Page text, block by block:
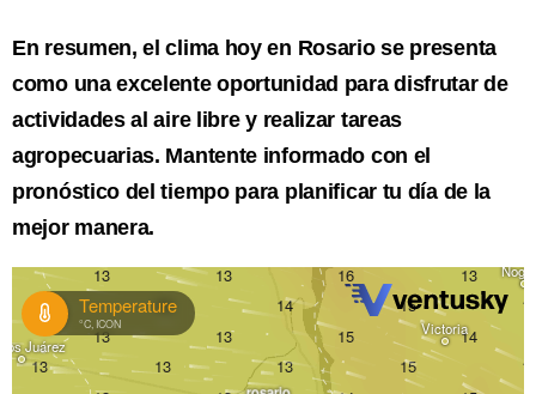
En resumen, el clima hoy en Rosario se presenta
como una excelente oportunidad para disfrutar de
actividades al aire libre y realizar tareas
agropecuarias. Mantente informado con el
pronóstico del tiempo para planificar tu día de la
mejor manera.